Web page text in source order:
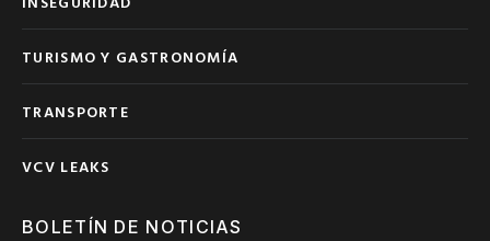
TURISMO Y GASTRONOMÍA
TRANSPORTE
VCV LEAKS
BOLETÍN DE NOTICIAS